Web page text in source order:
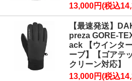
13,000円(税込
【最速発送】
preza GORE-
ack 【ウインタ
ーブ】【ゴアテ
クリーン対応】
13,000円(税込